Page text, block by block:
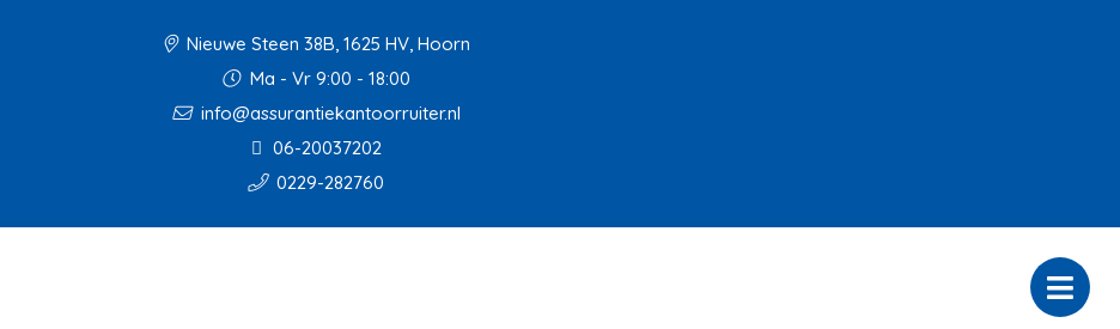
Nieuwe Steen 38B, 1625 HV, Hoorn
Ma - Vr 9:00 - 18:00
info@assurantiekantoorruiter.nl
06-20037202
0229-282760